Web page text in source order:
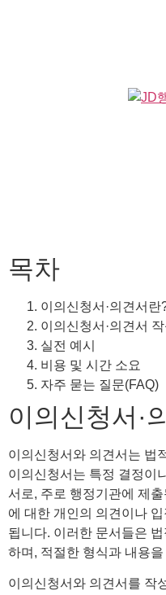
목차
이의신청서·의견서란
이의신청서·의견서
실전 예시
비용 및 시간 소요
자주 묻는 질문(FAQ)
이의신청서·
이의신청서와 의견서는 법
이의신청서는 특정 결정이
서로, 주로 행정기관에 제
에 대한 개인의 의견이나
됩니다. 이러한 문서들은
하며, 적절한 형식과 내용
이의신청서와 의견서를 작